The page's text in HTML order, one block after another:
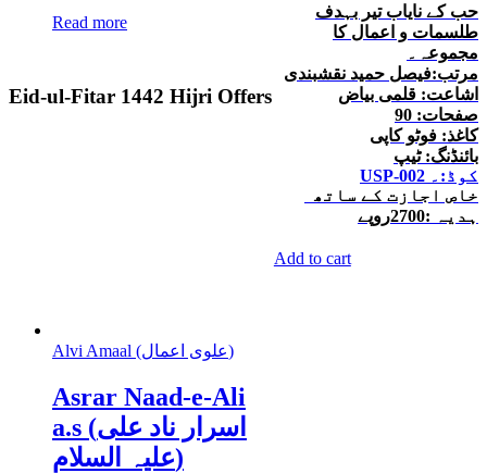
Read more
حب کے نایاب تیر بہدف
طلسمات و اعمال کا
مجموعہ۔
مرتب:فیصل حمید نقشبندی
اشاعت: قلمی بیاض
صفحات: 90
کاغذ: فوٹو کاپی
بائنڈنگ: ٹیپ
USP-002 کوڈ:۔
ہدیہ :2700روپے
Add to cart
Alvi Amaal (علوی اعمال)
Asrar Naad-e-Ali
a.s (اسرار ناد علی
علیہ السلام)
Eid-ul-Fitar 1442 Hijri Offers